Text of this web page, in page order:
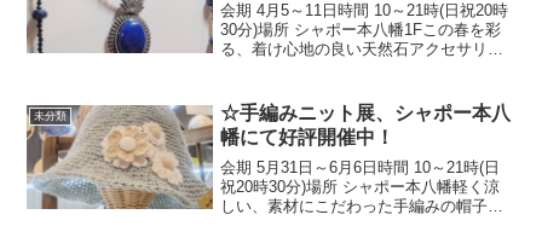
会期 4月5～11日時間 10～21時(日祝20時
30分)場所 シャポー本八幡1Fこの春を彩
る、着け心地の良い天然石アクセサリ
Exhibitio...
未分類
☆手編みニット展、シャポー本八
幡にて好評開催中！
会期 5月31日～6月6日時間 10～21時(日
祝20時30分)場所 シャポー本八幡軽く涼
しい、素材にこだわった手編みの帽子や